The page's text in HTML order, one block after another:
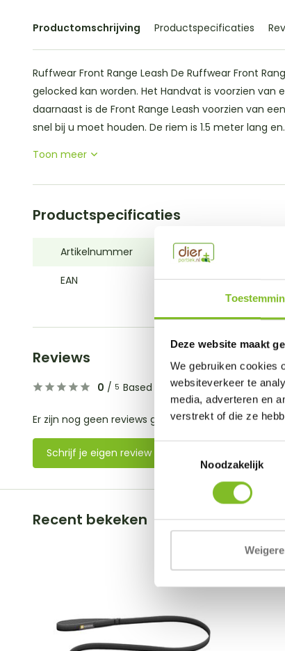
Deze website maakt
We gebruiken cookies
websiteverkeer te
media, adverteren en
verstrekt of die ze
Noodzakelijk
Productomschrijving Productspecificaties
Ruffwear Front Range Leash De Ruffwear Front
gelocked kan worden. Het Handvat is voorzien
daarnaast is de Front Range Leash voorzien van
snel bij u moet houden. De riem is 1.5 meter lang
Toon meer
Productspecificaties
Artikelnummer
EAN
Reviews
0 / 5 Based on 0 reviews
Er zijn nog geen reviews geschreven over dit
Schrijf je eigen review
Recent bekeken